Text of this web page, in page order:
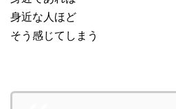
身近な人ほど
そう感じてしまう